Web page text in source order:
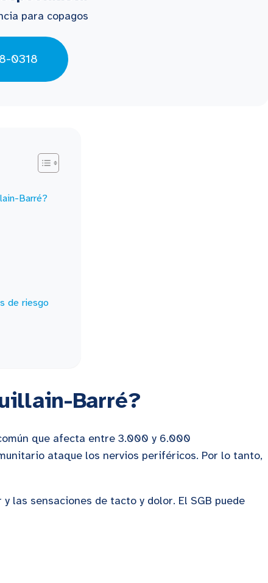
para copagos
0318
Barré?
de riesgo
Barré?
que afecta entre 3.000 y 6.000
ataque los nervios periféricos. Por lo tanto,
las sensaciones de tacto y dolor. El SGB puede